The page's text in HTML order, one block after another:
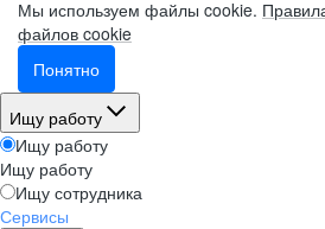
Мы используем файлы cookie.
файлов cookie
Понятно
Ищу работу
Ищу работу
Ищу работу
Ищу сотрудника
Сервисы